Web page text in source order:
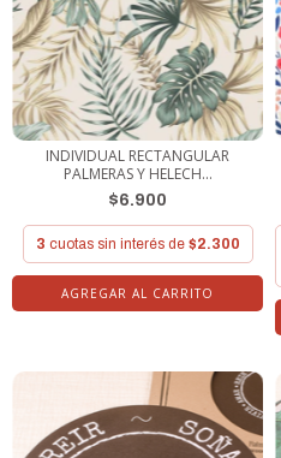
INDIVIDUAL RECTANGULAR
PALMERAS Y HELECH...
$6.900
3 cuotas sin interés de $2.300